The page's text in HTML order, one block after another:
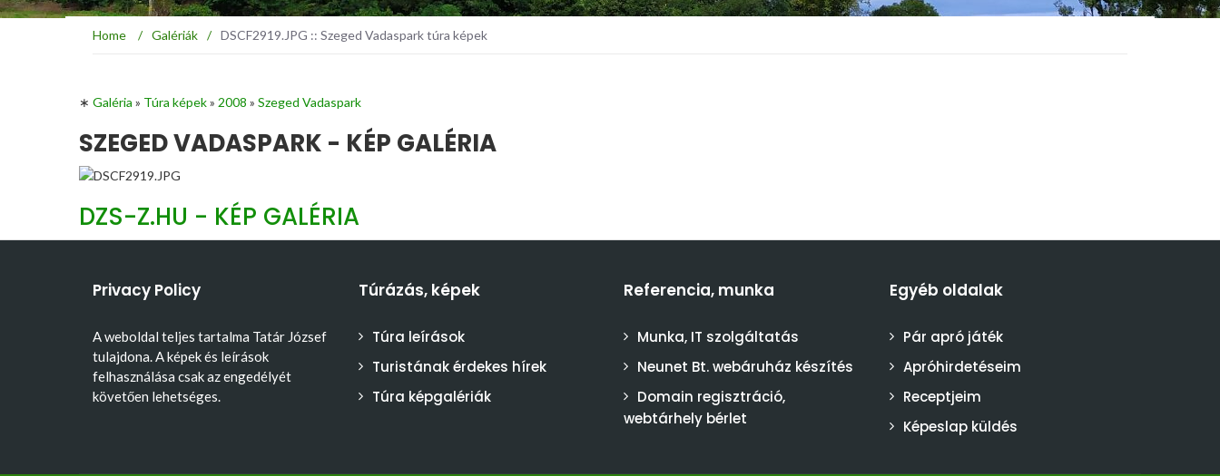
Home / Galériák / DSCF2919.JPG :: Szeged Vadaspark túra képek
∗ Galéria » Túra képek» 2008 » Szeged Vadaspark
SZEGED VADASPARK - KÉP GALÉRIA
DZS-Z.HU - KÉP GALÉRIA
Privacy Policy
A weboldal teljes tartalma Tatár József
tulajdona. A képek és leírások
felhasználása csak az engedélyét
követően lehetséges.
Túrázás, képek
Túra leírások
Turistának érdekes hírek
Túra képgalériák
Referencia, munka
Munka, IT szolgáltatás
Neunet Bt. webáruház készítés
Domain regisztráció,
webtárhely bérlet
Egyéb oldalak
Pár apró játék
Apróhirdetéseim
Receptjeim
Képeslap küldés